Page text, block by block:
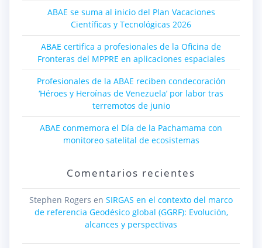
ABAE se suma al inicio del Plan Vacaciones
Científicas y Tecnológicas 2026
ABAE certifica a profesionales de la Oficina de
Fronteras del MPPRE en aplicaciones espaciales
Profesionales de la ABAE reciben condecoración
‘Héroes y Heroínas de Venezuela’ por labor tras
terremotos de junio
ABAE conmemora el Día de la Pachamama con
monitoreo satelital de ecosistemas
Comentarios recientes
Stephen Rogers en SIRGAS en el contexto del marco
de referencia Geodésico global (GGRF): Evolución,
alcances y perspectivas